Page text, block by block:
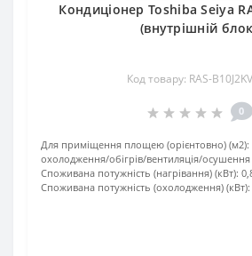
Кондиціонер Toshiba Seiya
(внутрішній
Код товару: RAS-
0
Для приміщення площею (орієнтовно) (м2):
охолодження/обігрів/вентиляція/осушення
Споживана потужність (нагрівання) (кВт):
Споживана потужність (охолодження) (кВт):